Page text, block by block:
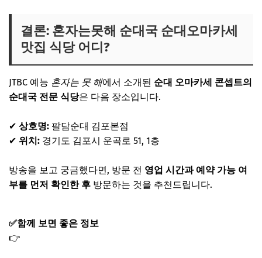
결론: 혼자는못해 순대국 순대오마카세
맛집 식당 어디?
JTBC 예능 혼자는 못 해에서 소개된 순대 오마카세 콘셉트의
순대국 전문 식당은 다음 장소입니다.
✔ 상호명: 팔담순대 김포본점
✔ 위치: 경기도 김포시 운곡로 51, 1층
방송을 보고 궁금했다면, 방문 전 영업 시간과 예약 가능 여
부를 먼저 확인한 후 방문하는 것을 추천드립니다.
✅함께 보면 좋은 정보
👉